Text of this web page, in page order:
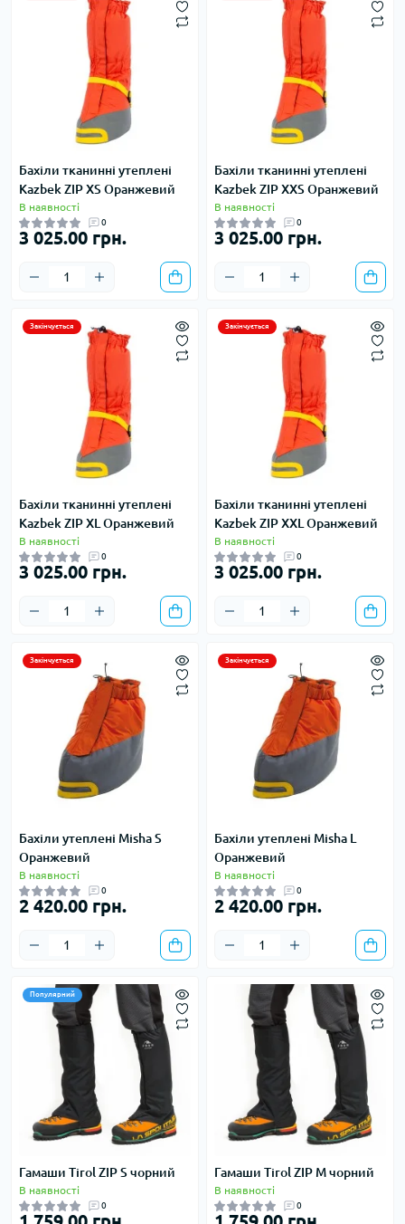
Бахіли тканинні утеплені
Kazbek ZIP XS Оранжевий
В наявності
0
3 025.00 грн.
Бахіли тканинні утеплені
Kazbek ZIP XXS Оранжевий
В наявності
0
3 025.00 грн.
Закінчується
Бахіли тканинні утеплені
Kazbek ZIP XL Оранжевий
В наявності
0
3 025.00 грн.
Закінчується
Бахіли тканинні утеплені
Kazbek ZIP XXL Оранжевий
В наявності
0
3 025.00 грн.
Закінчується
Бахіли утеплені Misha S
Оранжевий
В наявності
0
2 420.00 грн.
Закінчується
Бахіли утеплені Misha L
Оранжевий
В наявності
0
2 420.00 грн.
Популярний
Гамаши Tirol ZIP S чорний
В наявності
0
Гамаши Tirol ZIP M чорний
В наявності
0